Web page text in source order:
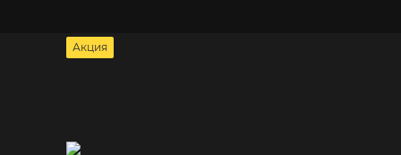
Акция